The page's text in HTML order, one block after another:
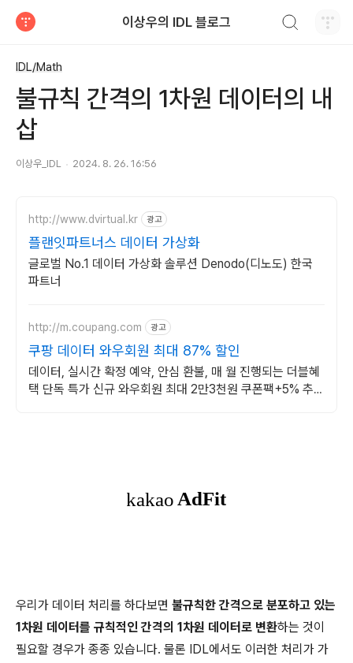
이상우의 IDL 블로그
IDL/Math
불규칙 간격의 1차원 데이터의 내
삽
이상우_IDL 2024. 8. 26. 16:56
http://www.dvirtual.kr 광고
플랜잇파트너스 데이터 가상화
글로벌 No.1 데이터 가상화 솔루션 Denodo(디노도) 한국
파트너
http://m.coupang.com 광고
쿠팡 데이터 와우회원 최대 87% 할인
데이터, 실시간 확정 예약, 안심 환불, 매 월 진행되는 더블혜
택 단독 특가 신규 와우회원 최대 2만3천원 쿠폰팩+5% 추가
우리가 데이터 처리를 하다보면 불규칙한 간격으로 분포하고 있는
1차원 데이터를 규칙적인 간격의 1차원 데이터로 변환하는 것이
필요할 경우가 종종 있습니다. 물론 IDL에서도 이러한 처리가 가